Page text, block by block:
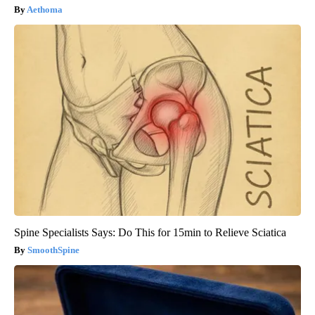
Aethoma
Spine Specialists Says: Do This for 15min to Relieve Sciatica
SmoothSpine